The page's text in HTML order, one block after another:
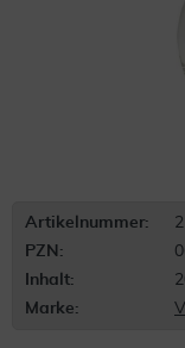
Artikelnummer:
PZN:
Inhalt:
Marke: